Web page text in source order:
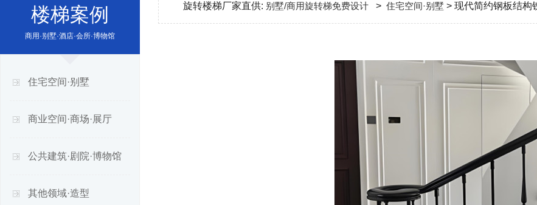
楼梯案例
商用·别墅·酒店·会所·博物馆
住宅空间·别墅
商业空间·商场·展厅
公共建筑·剧院·博物馆
其他领域·造型
旋转楼梯厂家直供: 别墅/商用旋转梯免费设计 > 住宅空间·别墅 > 现代简约钢板结构